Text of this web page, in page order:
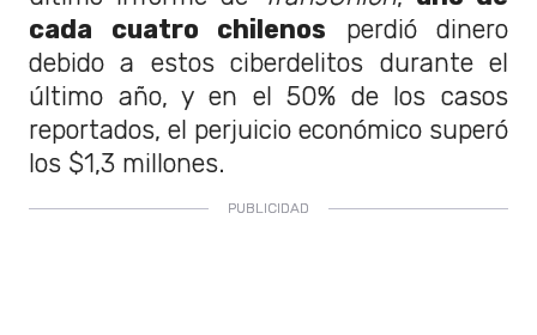
cada cuatro chilenos perdió dinero
debido a estos ciberdelitos durante el
último año, y en el 50% de los casos
reportados, el perjuicio económico superó
los $1,3 millones.